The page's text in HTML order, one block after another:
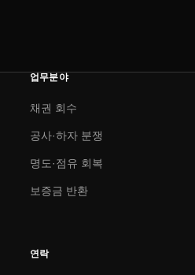
업무분야
채권 회수
공사·하자 분쟁
명도·점유 회복
보증금 반환
연락